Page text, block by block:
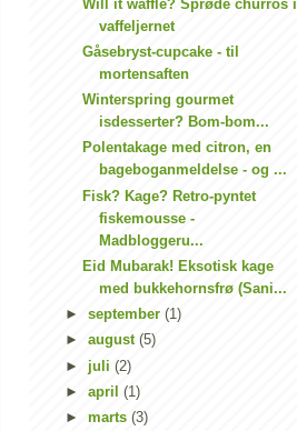
Will it waffle? Sprøde churros i
vaffeljernet
Gåsebryst-cupcake - til
mortensaften
Winterspring gourmet
isdesserter? Bom-bom...
Polentakage med citron, en
bageboganmeldelse - og ...
Fisk? Kage? Retro-pyntet
fiskemousse -
Madbloggeru...
Eid Mubarak! Eksotisk kage
med bukkehornsfrø (Sani...
► september (1)
► august (5)
► juli (2)
► april (1)
► marts (3)